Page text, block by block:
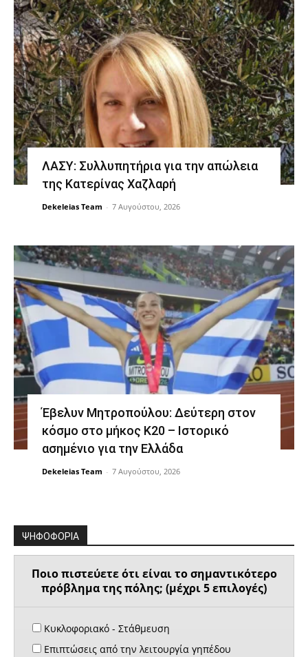
ΛΑΣΥ: Συλλυπητήρια για την απώλεια
της Κατερίνας Χαζλαρή
Dekeleias Team - 7 Αυγούστου, 2026
Έβελυν Μητροπούλου: Δεύτερη στον
κόσμο στο μήκος Κ20 – Ιστορικό
ασημένιο για την Ελλάδα
Dekeleias Team - 7 Αυγούστου, 2026
ΨΗΦΟΦΟΡΙΑ
Ποιο πιστεύετε ότι είναι το σημαντικότερο
πρόβλημα της πόλης; (μέχρι 5 επιλογές)
Κυκλοφοριακό - Στάθμευση
Επιπτώσεις από την λειτουργία γηπέδου